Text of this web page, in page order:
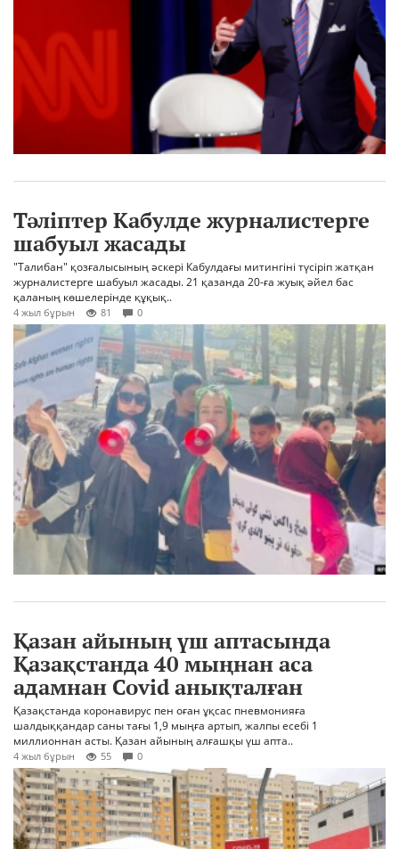
Тәліптер Кабулде журналистерге
шабуыл жасады
"Талибан" қозғалысының әскері Кабулдағы митингіні түсіріп жатқан
журналистерге шабуыл жасады. 21 қазанда 20-ға жуық әйел бас
қаланың көшелерінде құқық..
4 жыл бұрын 81 0
Қазан айының үш аптасында
Қазақстанда 40 мыңнан аса
адамнан Covid анықталған
Қазақстанда коронавирус пен оған ұқсас пневмонияға
шалдыққандар саны тағы 1,9 мыңға артып, жалпы есебі 1
миллионнан асты. Қазан айының алғашқы үш апта..
4 жыл бұрын 55 0